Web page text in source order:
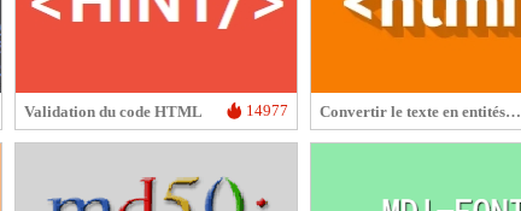
Validation du code HTML 14977 Convertir le texte en entités HTML